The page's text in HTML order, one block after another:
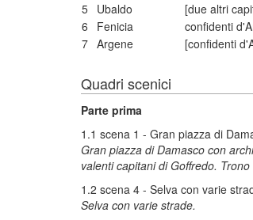
5 Ubaldo [due altri
6
Fenicia confidenti
7 Argene [confidenti
Quadri scenici
Parte prima
1.1 scena 1 - Gran piazza di
Gran piazza di Damasco con
valenti capitani di Goffredo.
1.2 scena 4 - Selva con varie
Selva con varie strade.